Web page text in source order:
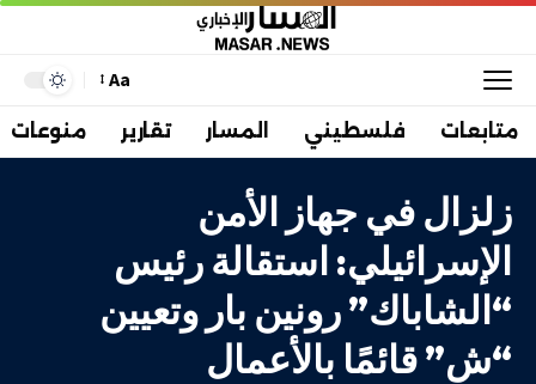
Aa
متابعات فلسطيني المسار تقارير منوعات
زلزال في جهاز الأمن
الإسرائيلي: استقالة رئيس
“الشاباك” رونين بار وتعيين
“ش” قائمًا بالأعمال